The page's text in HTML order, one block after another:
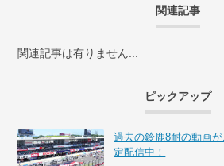
関連記事
関連記事は有りません...
ピックアップ
過去の鈴鹿8耐の動画
定配信中！